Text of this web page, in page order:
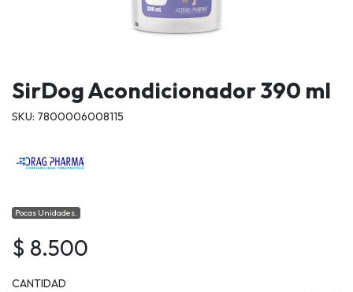
SirDog Acondicionador 390 ml
SKU: 7800006008115
Pocas Unidades.
$ 8.500
CANTIDAD